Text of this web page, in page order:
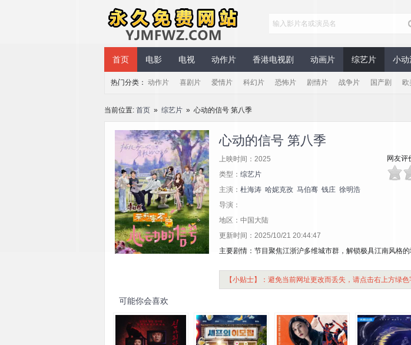
永久免费网站
首页 电影 电视 动作片 香港电视剧 动画片 综艺片 小动
热门分类： 动作片 喜剧片 爱情片 科幻片 恐怖片 剧情片 战争片 国产剧 欧
当前位置: 首页 » 综艺片 » 心动的信号 第八季
心动的信号 第八季
上映时间：2025
类型： 综艺片
主演： 杜海涛 哈妮克孜 马伯骞 钱庄 徐明浩
导演：
地区：中国大陆
更新时间：2025/10/21 20:44:47
主要剧情：节目聚焦江浙沪多维城市群，解锁极具江南风格
网友评
【小贴士】：避免当前网址更改而丢失，请点击右上方绿
可能你会喜欢